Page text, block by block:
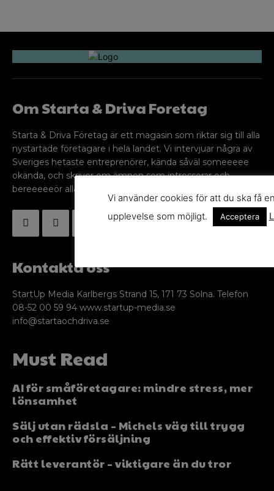
Om Starta & Driva Foretag
Starta & Driva Företag är ett magasin som riktar sig till alla
nystartade företagare i hela landet. Vi intervjuar några av
Sveriges hetaste entreprenörer, kända såväl someeeee
okända, och skriver om ämnen som intresserar och
bereeeeeör alla företagare!
Kontakta oss
StartUp Media Karlbergs Strand 15, 171 73 Solna. Telefon
08-52 00 59 94 www.startup-media.se
info@startaochdriva.se
Must Read
AI för småföretagare: mindre stress, mer
lönsamhet
Sälj utan rädsla – Michels väg till trygg
och effektiv försäljning
Rätt leverantör – viktigare än du tror
Vi använder cookies för att du ska få
upplevelse som möjligt.
Acceptera